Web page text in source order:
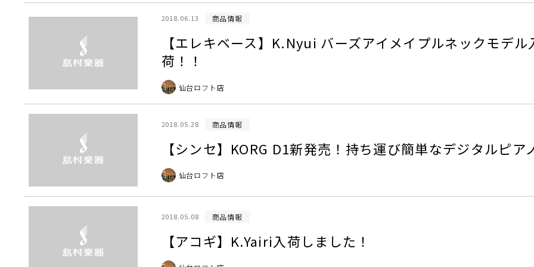
2018.06.13 商品情報
【エレキベース】K.Nyui バーズアイメイプルネックモデル
荷！！
仙台ロフト店
2018.05.28 商品情報
【シンセ】KORG D1新発売！持ち運び簡単なデジタルピア
仙台ロフト店
2018.05.08 商品情報
【アコギ】K.Yairi入荷しました！